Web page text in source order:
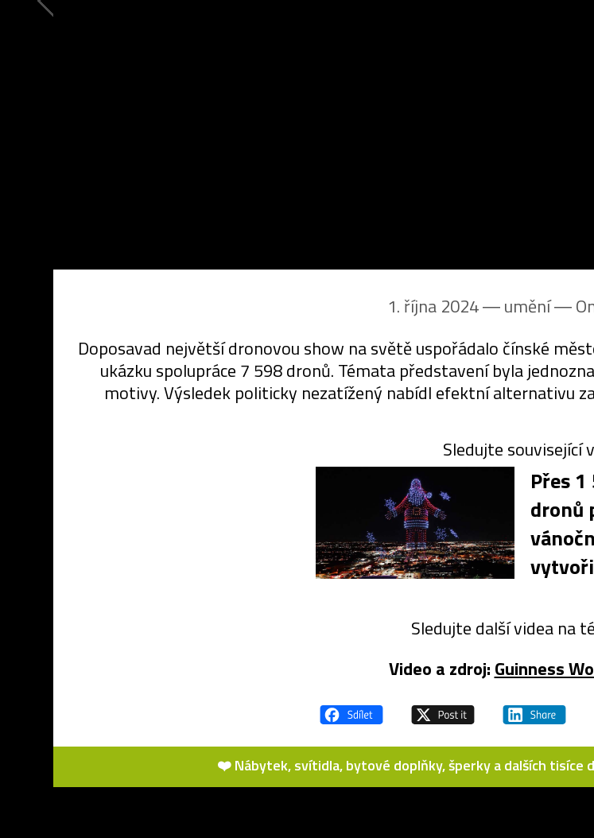
1. října 2024 ― umění ―
Doposavad největší dronovou show na světě uspořádalo čínské
ukázku spolupráce 7 598 dronů. Témata představení byla
motivy. Výsledek politicky nezatížený nabídl efektní alternativu
Sledujte související
Přes
dronů
Sledujte další videa na
Video a zdroj: Guinness
❤️ Nábytek, svítidla, bytové doplňky, šperky a dalších tisíce